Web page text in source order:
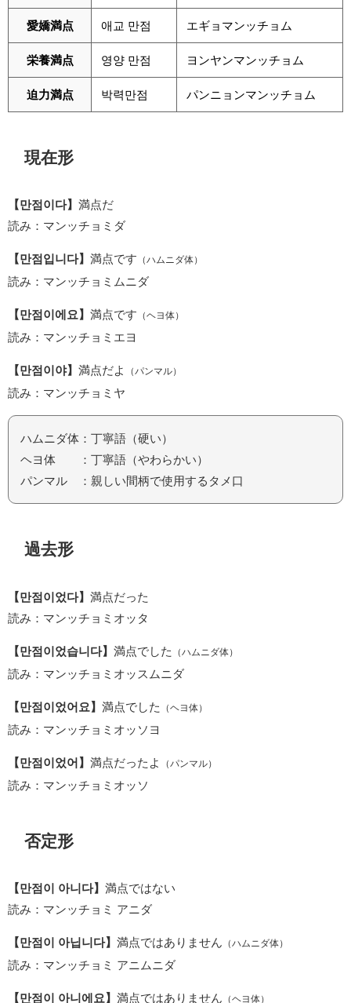
愛嬌満点 애교 만점 エギョマンッチョム
栄養満点 영양 만점 ヨンヤンマンッチョム
迫力満点 박력만점 パンニョンマンッチョム
現在形
【만점이다】 満点だ
読み：マンッチョミダ
【만점입니다】 満点です （ハムニダ体）
読み：マンッチョミムニダ
【만점이에요】 満点です （ヘヨ体）
読み：マンッチョミエヨ
【만점이야】 満点だよ （パンマル）
読み：マンッチョミヤ
ハムニダ体：丁寧語（硬い）
ヘヨ体 ：丁寧語（やわらかい）
パンマル ：親しい間柄で使用するタメ口
過去形
【만점이었다】 満点だった
読み：マンッチョミオッタ
【만점이었습니다】 満点でした （ハムニダ体）
読み：マンッチョミオッスムニダ
【만점이었어요】 満点でした （ヘヨ体）
読み：マンッチョミオッソヨ
【만점이었어】 満点だったよ （パンマル）
読み：マンッチョミオッソ
否定形
【만점이 아니다】 満点ではない
読み：マンッチョミ アニダ
【만점이 아닙니다】 満点ではありません （ハムニダ体）
読み：マンッチョミ アニムニダ
【만점이 아니에요】 満点ではありません （ヘヨ体）